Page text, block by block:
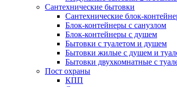
Сантехнические бытовки
Сантехнические блок-
Блок-контейнеры с санузлом
Блок-контейнеры с душем
Бытовки с туалетом и душем
Бытовки жилые с душем и
Бытовки двухкомнатные с
Пост охраны
КПП